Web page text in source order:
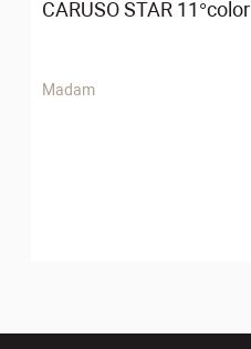
CARUSO STAR 11°color
Madam